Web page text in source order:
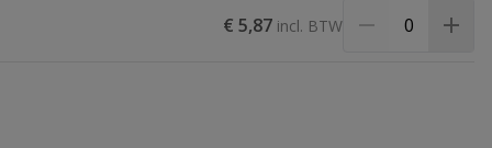
€ 5,87